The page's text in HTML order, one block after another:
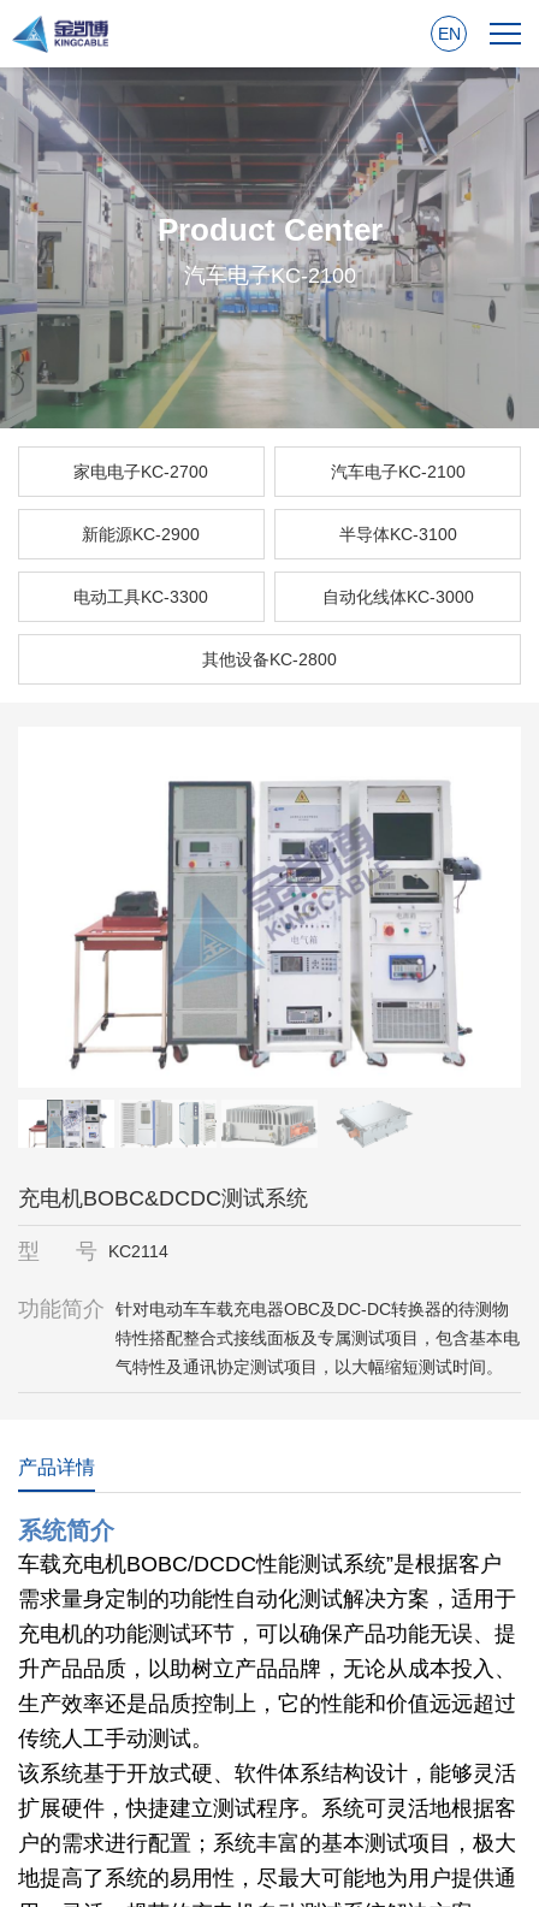
EN
Product Center
汽车电子KC-2100
家电电子KC-2700 汽车电子KC-2100
新能源KC-2900 半导体KC-3100
电动工具KC-3300 自动化线体KC-3000
其他设备KC-2800
充电机BOBC&DCDC测试系统
型 号 KC2114
功能简介
针对电动车车载充电器OBC及DC-DC转换器的待测物
特性搭配整合式接线面板及专属测试项目，包含基本电
气特性及通讯协定测试项目，以大幅缩短测试时间。
产品详情
系统简介
车载充电机BOBC/DCDC性能测试系统”是根据客户
需求量身定制的功能性自动化测试解决方案，适用于
充电机的功能测试环节，可以确保产品功能无误、提
升产品品质，以助树立产品品牌，无论从成本投入、
生产效率还是品质控制上，它的性能和价值远远超过
传统人工手动测试。
该系统基于开放式硬、软件体系结构设计，能够灵活
扩展硬件，快捷建立测试程序。系统可灵活地根据客
户的需求进行配置；系统丰富的基本测试项目，极大
地提高了系统的易用性，尽最大可能地为用户提供通